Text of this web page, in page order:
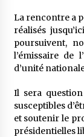
La rencontre a
réalisés
poursuivent,
l’émissaire de
d’unité
Il sera
susceptibles
et soutenir le
présidentielles